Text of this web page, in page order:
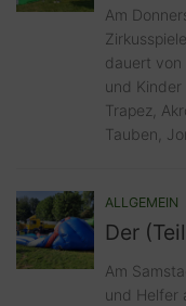
Am
dauert von
und
Trapez,
Tauben,
ALLGEMEIN
Der
Am
und Helfer